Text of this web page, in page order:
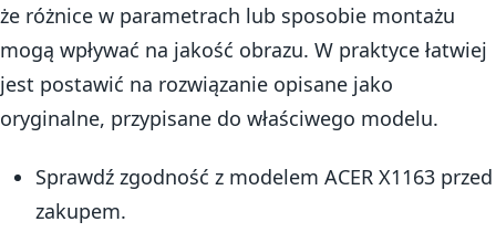
że różnice w parametrach lub sposobie montażu
mogą wpływać na jakość obrazu. W praktyce łatwiej
jest postawić na rozwiązanie opisane jako
oryginalne, przypisane do właściwego modelu.
Sprawdź zgodność z modelem ACER X1163 przed
zakupem.